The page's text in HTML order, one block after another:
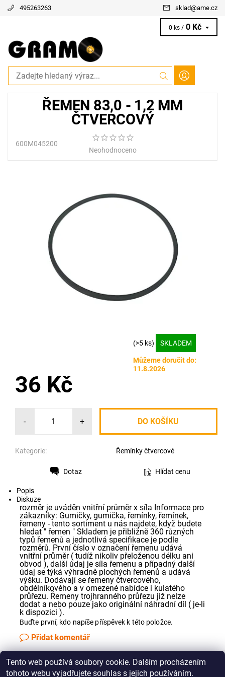
495263263 sklad@ame.cz
0 ks / 0 Kč
ŘEMEN 83,0 - 1,2 MM
ČTVERCOVÝ
600M045200
Neohodnoceno
(>5 ks) SKLADEM
Můžeme doručit do:
11.8.2026
36 Kč
- +
Kategorie: Řemínky čtvercové
Dotaz Hlídat cenu
Popis
Diskuze
rozměr je uváděn vnitřní průměr x síla Informace pro
zákazníky: Gumičky, gumička, řemínky, řemínek,
řemeny - tento sortiment u nás najdete, když budete
hledat " řemen " Skladem je přibližně 360 různých
typů řemenů a jednotlivá specifikace je podle
rozměrů. První číslo v označení řemenu udává
vnitřní průměr ( tudíž nikoliv přeloženou délku ani
obvod ), další údaj je síla řemenu a případný další
údaj se týká výhradně plochých řemenů a udává
výšku. Dodávají se řemeny čtvercového,
obdélníkového a v omezené nabídce i kulatého
průřezu. Řemeny trojhranného průřezu již nelze
dodat a nebo pouze jako originální náhradní díl ( je-li
k dispozici ).
Buďte první, kdo napíše příspěvek k této položce.
Přidat komentář
Jak správně změřit řemínek pro Vaše audio zařízení
Tento web používá soubory cookie. Dalším procházením
tohoto webu vyjadřujete souhlas s jejich používáním.